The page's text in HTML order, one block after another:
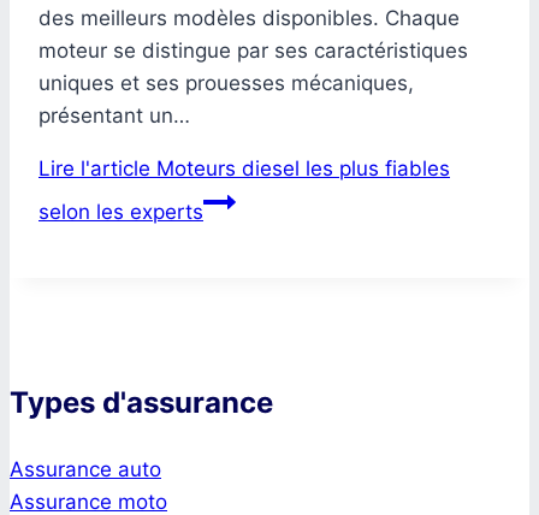
des meilleurs modèles disponibles. Chaque
moteur se distingue par ses caractéristiques
uniques et ses prouesses mécaniques,
présentant un…
Lire l'article Moteurs diesel les plus fiables
selon les experts
Types d'assurance
Assurance auto
Assurance moto